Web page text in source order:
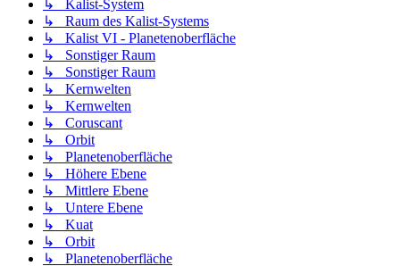
↳ Kalist-System
↳ Raum des Kalist-Systems
↳ Kalist VI - Planetenoberfläche
↳ Sonstiger Raum
↳ Sonstiger Raum
↳ Kernwelten
↳ Kernwelten
↳ Coruscant
↳ Orbit
↳ Planetenoberfläche
↳ Höhere Ebene
↳ Mittlere Ebene
↳ Untere Ebene
↳ Kuat
↳ Orbit
↳ Planetenoberfläche